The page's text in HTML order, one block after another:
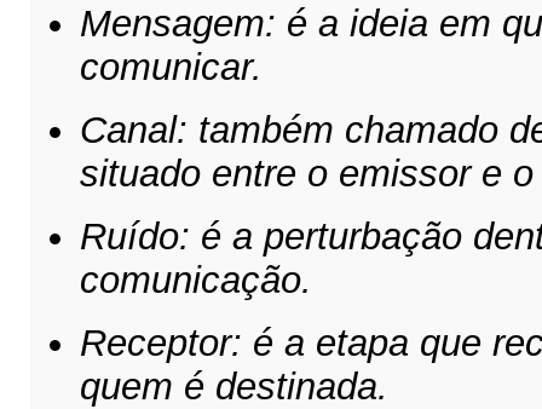
Mensagem: é a ideia em
comunicar.
Canal: também chamado
situado entre o emissor e
Ruído: é a perturbação
comunicação.
Receptor: é a etapa que
quem é destinada.